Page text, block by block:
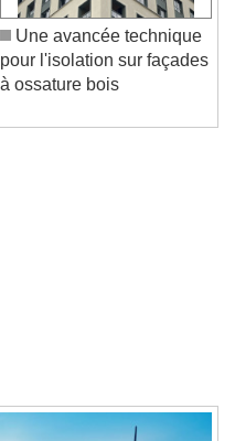
Une avancée technique
pour l'isolation sur façades